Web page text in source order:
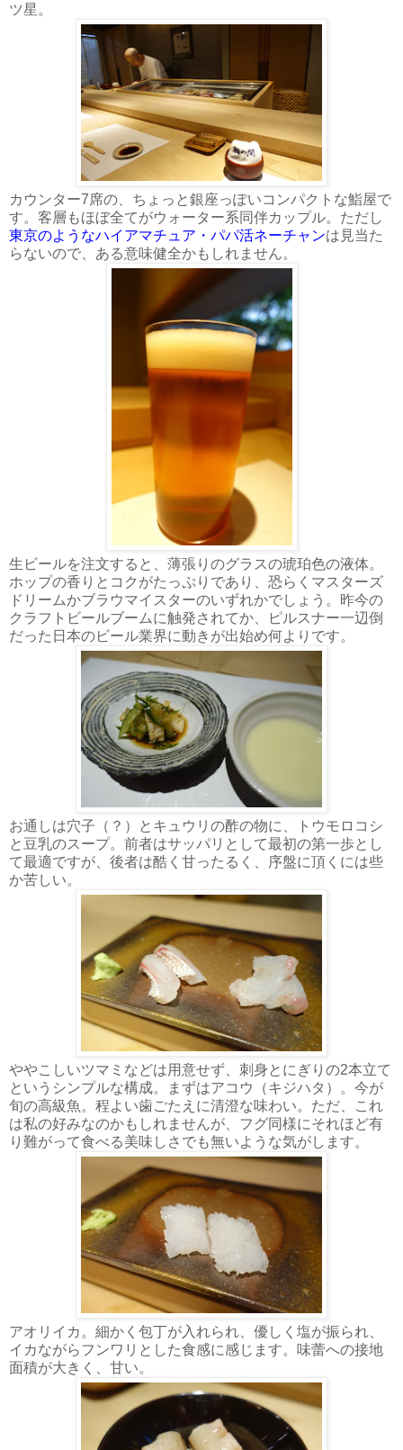
ツ星。
カウンター7席の、ちょっと銀座っぽいコンパクトな鮨屋で
す。客層もほぼ全てがウォーター系同伴カップル。ただし
東京のようなハイアマチュア・パパ活ネーチャンは見当た
らないので、ある意味健全かもしれません。
生ビールを注文すると、薄張りのグラスの琥珀色の液体。
ホップの香りとコクがたっぷりであり、恐らくマスターズ
ドリームかブラウマイスターのいずれかでしょう。昨今の
クラフトビールブームに触発されてか、ピルスナー一辺倒
だった日本のビール業界に動きが出始め何よりです。
お通しは穴子（？）とキュウリの酢の物に、トウモロコシ
と豆乳のスープ。前者はサッパリとして最初の第一歩とし
て最適ですが、後者は酷く甘ったるく、序盤に頂くには些
か苦しい。
ややこしいツマミなどは用意せず、刺身とにぎりの2本立て
というシンプルな構成。まずはアコウ（キジハタ）。今が
旬の高級魚。程よい歯ごたえに清澄な味わい。ただ、これ
は私の好みなのかもしれませんが、フグ同様にそれほど有
り難がって食べる美味しさでも無いような気がします。
アオリイカ。細かく包丁が入れられ、優しく塩が振られ、
イカながらフンワリとした食感に感じます。味蕾への接地
面積が大きく、甘い。